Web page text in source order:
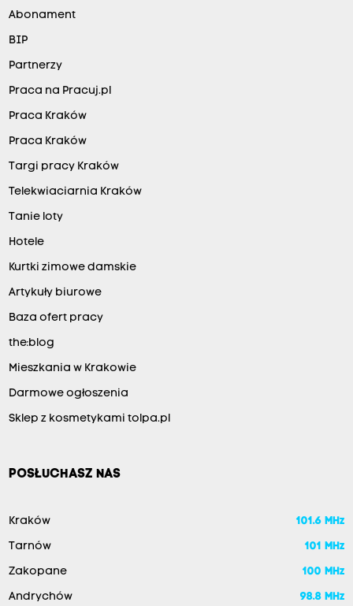
Abonament
BIP
Partnerzy
Praca na Pracuj.pl
Praca Kraków
Praca Kraków
Targi pracy Kraków
Telekwiaciarnia Kraków
Tanie loty
Hotele
Kurtki zimowe damskie
Artykuły biurowe
Baza ofert pracy
the:blog
Mieszkania w Krakowie
Darmowe ogłoszenia
Sklep z kosmetykami tolpa.pl
POSŁUCHASZ NAS
Kraków 101.6 MHz
Tarnów 101 MHz
Zakopane 100 MHz
Andrychów 98.8 MHz